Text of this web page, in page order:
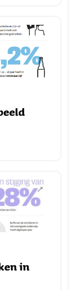
in